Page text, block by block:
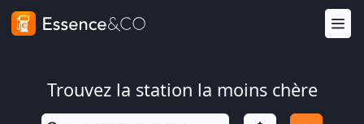
Trouvez la station la moins chère